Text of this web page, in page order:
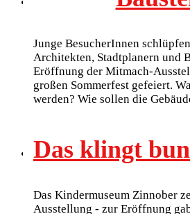
Junge BesucherInnen
Architekten, Stadtplanern und
Eröffnung der Mitmach-
großen Sommerfest gefeiert.
werden? Wie sollen die
Das klingt
Das Kindermuseum Zinnober
Ausstellung - zur Eröffnung